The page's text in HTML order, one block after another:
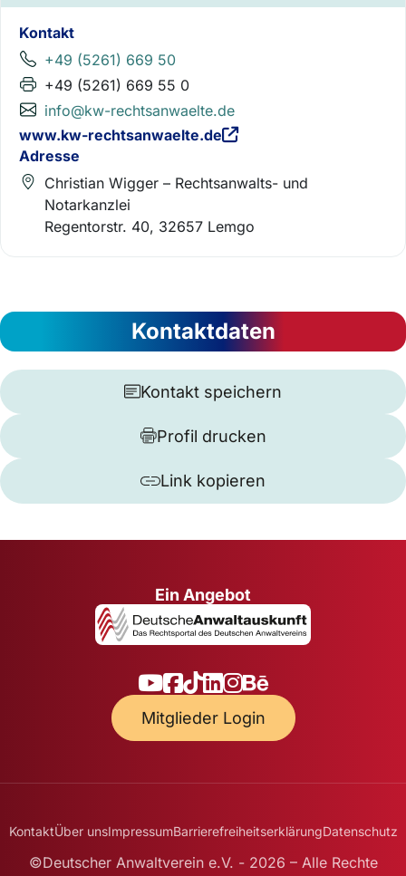
Kontakt
+49 (5261) 669 50
+49 (5261) 669 55 0
info@kw-rechtsanwaelte.de
www.kw-rechtsanwaelte.de
Adresse
Christian Wigger – Rechtsanwalts- und
Notarkanzlei
Regentorstr. 40, 32657 Lemgo
Kontaktdaten
Kontakt speichern
Profil drucken
Link kopieren
Ein Angebot
Mitglieder Login
KontaktÜber unsImpressumBarrierefreiheitserklärungDatenschutz
©Deutscher Anwaltverein e.V. - 2026 – Alle Rechte